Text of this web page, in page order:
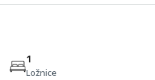
1
Ložnice